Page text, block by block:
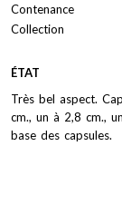
Contenance
Collection
ÉTAT
Très bel aspect.
cm., un à 2,8 cm.,
base des capsules.